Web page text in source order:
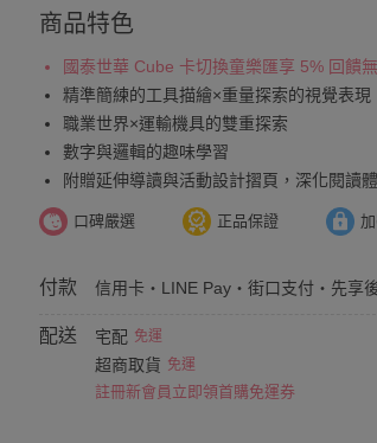
商品特色
國泰世華 Cube 卡切換童樂匯享 5% 回饋
精準簡練的工具描繪×重量探索的視覺表現
職業世界×運輸機具的雙重探索
數字與邏輯的趣味學習
附贈延伸導讀與活動設計摺頁，深化閱讀
口碑嚴選 正品保證
付款 信用卡・LINE Pay・街口支付・先享
配送 宅配 免運
超商取貨 免運
註冊新會員立即領首購免運券